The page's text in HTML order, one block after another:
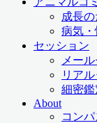
成長
病気・
セッション
メー
リア
細密
About
コン